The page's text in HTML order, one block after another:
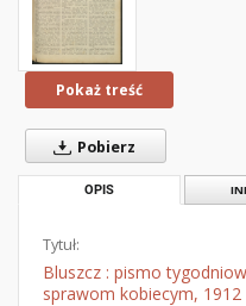
Pokaż treść
Pobierz
OPIS
Tytuł:
Bluszcz : pismo
sprawom kobiecym, 1912